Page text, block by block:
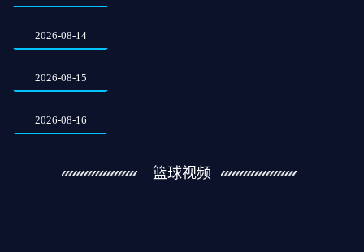
2026-08-14
2026-08-15
2026-08-16
篮球视频